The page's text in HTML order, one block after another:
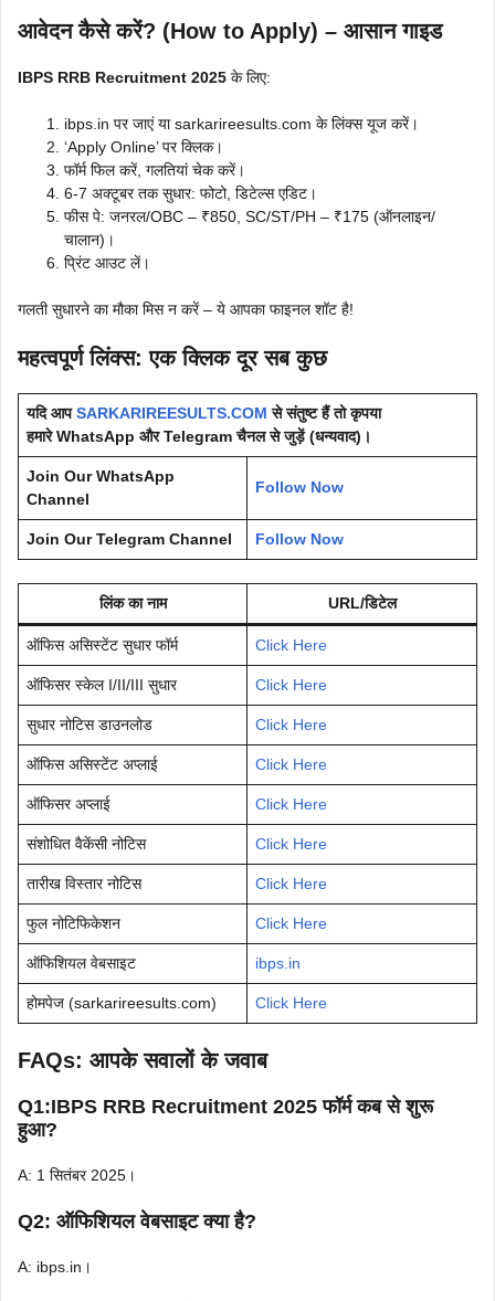
आवेदन कैसे करें? (How to Apply) – आसान गाइड
IBPS RRB Recruitment 2025 के लिए:
ibps.in पर जाएं या sarkarireesults.com के लिंक्स यूज करें।
‘Apply Online’ पर क्लिक।
फॉर्म फिल करें, गलतियां चेक करें।
6-7 अक्टूबर तक सुधार: फोटो, डिटेल्स एडिट।
फीस पे: जनरल/OBC – ₹850, SC/ST/PH – ₹175 (ऑनलाइन/
चालान)।
प्रिंट आउट लें।
गलती सुधारने का मौका मिस न करें – ये आपका फाइनल शॉट है!
महत्वपूर्ण लिंक्स: एक क्लिक दूर सब कुछ
यदि आपSARKARIREESULTS.COM से संतुष्ट हैं तो कृपया
हमारे WhatsApp और Telegram चैनल से जुड़ें (धन्यवाद)।
Join Our WhatsApp
Channel
Follow Now
Join Our Telegram Channel Follow Now
लिंक का नाम URL/डिटेल
ऑफिस असिस्टेंट सुधार फॉर्म Click Here
ऑफिसर स्केल I/II/III सुधार Click Here
सुधार नोटिस डाउनलोड Click Here
ऑफिस असिस्टेंट अप्लाई Click Here
ऑफिसर अप्लाई Click Here
संशोधित वैकेंसी नोटिस Click Here
तारीख विस्तार नोटिस Click Here
फुल नोटिफिकेशन Click Here
ऑफिशियल वेबसाइट ibps.in
होमपेज (sarkarireesults.com) Click Here
FAQs: आपके सवालों के जवाब
Q1:IBPS RRB Recruitment 2025 फॉर्म कब से शुरू
हुआ?
A: 1 सितंबर 2025।
Q2: ऑफिशियल वेबसाइट क्या है?
A: ibps.in।